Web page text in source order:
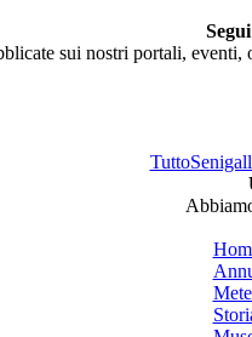
sui nostri portali,